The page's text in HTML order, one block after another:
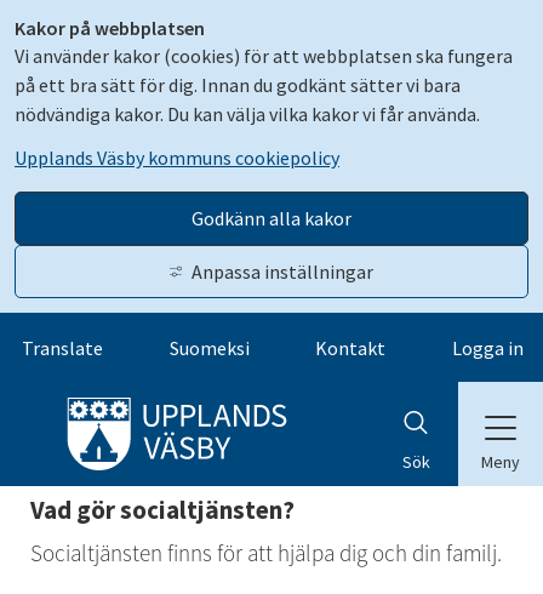
Kakor på webbplatsen
Vi använder kakor (cookies) för att webbplatsen ska fungera
på ett bra sätt för dig. Innan du godkänt sätter vi bara
nödvändiga kakor. Du kan välja vilka kakor vi får använda.
Upplands Väsby kommuns cookiepolicy
Godkänn alla kakor
Anpassa inställningar
Gå till innehåll
Translate Suomeksi Kontakt Logga in
Sök Meny
Vad gör socialtjänsten?
Socialtjänsten finns för att hjälpa dig och din familj.